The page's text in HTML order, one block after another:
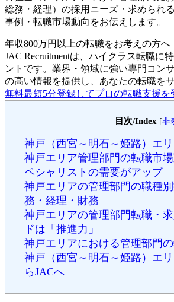
総務・経理）の採用ニーズ・求められ
事例・転職市場動向をお伝えします。
年収800万円以上の転職をお考えの方へ
JAC Recruitmentは、ハイクラス転職に
ントです。 業界・領域に強い専門コン
の高い情報を提供し、あなたの転職を
無料最短5分登録してプロの転職支援を
目次/Index [非
神戸（西宮～明石～姫路）エ
神戸エリア管理部門の転職市
ペシャリストの需要がアップ
神戸エリアの管理部門の職種
務・経理・財務
神戸エリアの管理部門転職・
ドは「推進力」
神戸エリアにおける管理部門
神戸（西宮～明石～姫路）エ
らJACへ